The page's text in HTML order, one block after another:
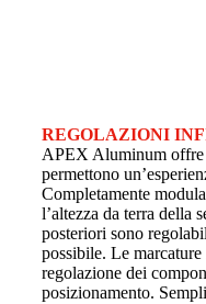
REGOLAZIONI
APEX Aluminum offre
permettono
Completamente
l’altezza da terra della
posteriori sono
possibile. Le
regolazione dei
posizionamento.